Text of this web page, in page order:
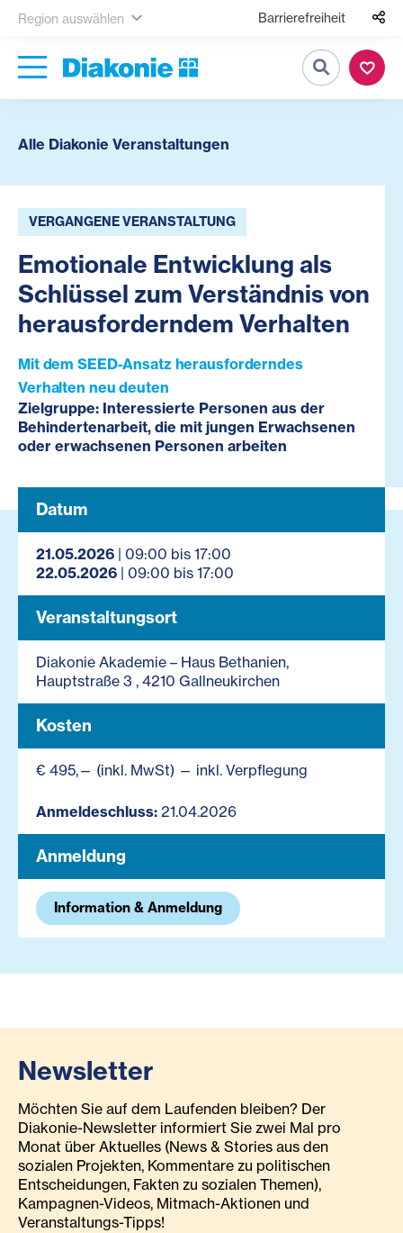
Region auswählen Barrierefreiheit
Suche
Alle Diakonie Veranstaltungen
VERGANGENE VERANSTALTUNG
Emotionale Entwicklung als
Schlüssel zum Verständnis von
herausforderndem Verhalten
Mit dem SEED-Ansatz herausforderndes
Verhalten neu deuten
Zielgruppe: Interessierte Personen aus der
Behindertenarbeit, die mit jungen Erwachsenen
oder erwachsenen Personen arbeiten
Datum
21.05.2026 | 09:00 bis 17:00
22.05.2026 | 09:00 bis 17:00
Veranstaltungsort
Diakonie Akademie – Haus Bethanien,
Hauptstraße 3 , 4210 Gallneukirchen
Kosten
€ 495,— (inkl. MwSt) — inkl. Verpflegung
Anmeldeschluss: 21.04.2026
Anmeldung
Information & Anmeldung
Newsletter
Möchten Sie auf dem Laufenden bleiben? Der
Diakonie-Newsletter informiert Sie zwei Mal pro
Monat über Aktuelles (News & Stories aus den
sozialen Projekten, Kommentare zu politischen
Entscheidungen, Fakten zu sozialen Themen),
Kampagnen-Videos, Mitmach-Aktionen und
Veranstaltungs-Tipps!